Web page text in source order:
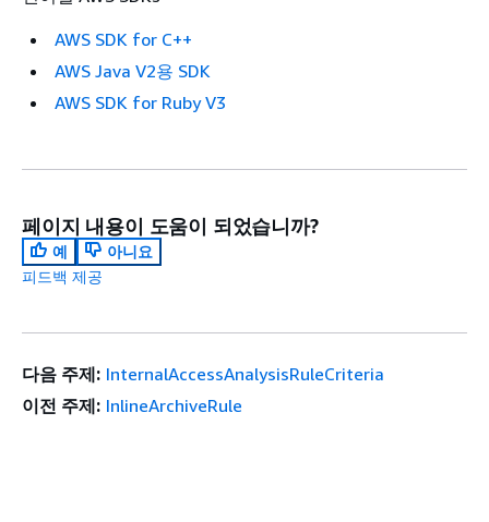
AWS SDK for C++
AWS Java V2용 SDK
AWS SDK for Ruby V3
페이지 내용이 도움이 되었습니까?
예
아니요
피드백 제공
다음 주제: InternalAccessAnalysisRuleCriteria
이전 주제: InlineArchiveRule